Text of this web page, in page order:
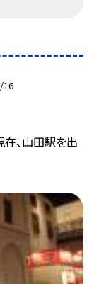
16
在、山田駅を出